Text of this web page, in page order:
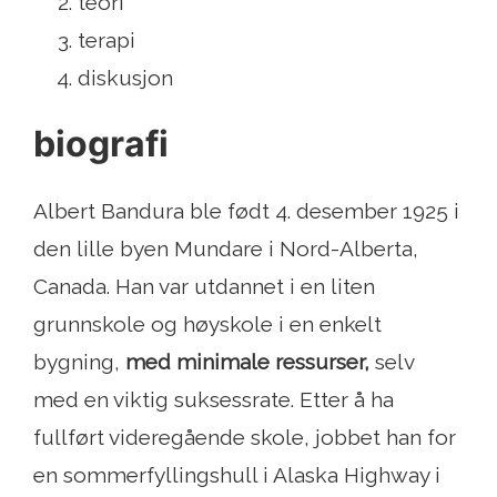
terapi
diskusjon
biografi
Albert Bandura ble født 4. desember 1925 i
den lille byen Mundare i Nord-Alberta,
Canada. Han var utdannet i en liten
grunnskole og høyskole i en enkelt
bygning, med minimale ressurser, selv
med en viktig suksessrate. Etter å ha
fullført videregående skole, jobbet han for
en sommerfyllingshull i Alaska Highway i